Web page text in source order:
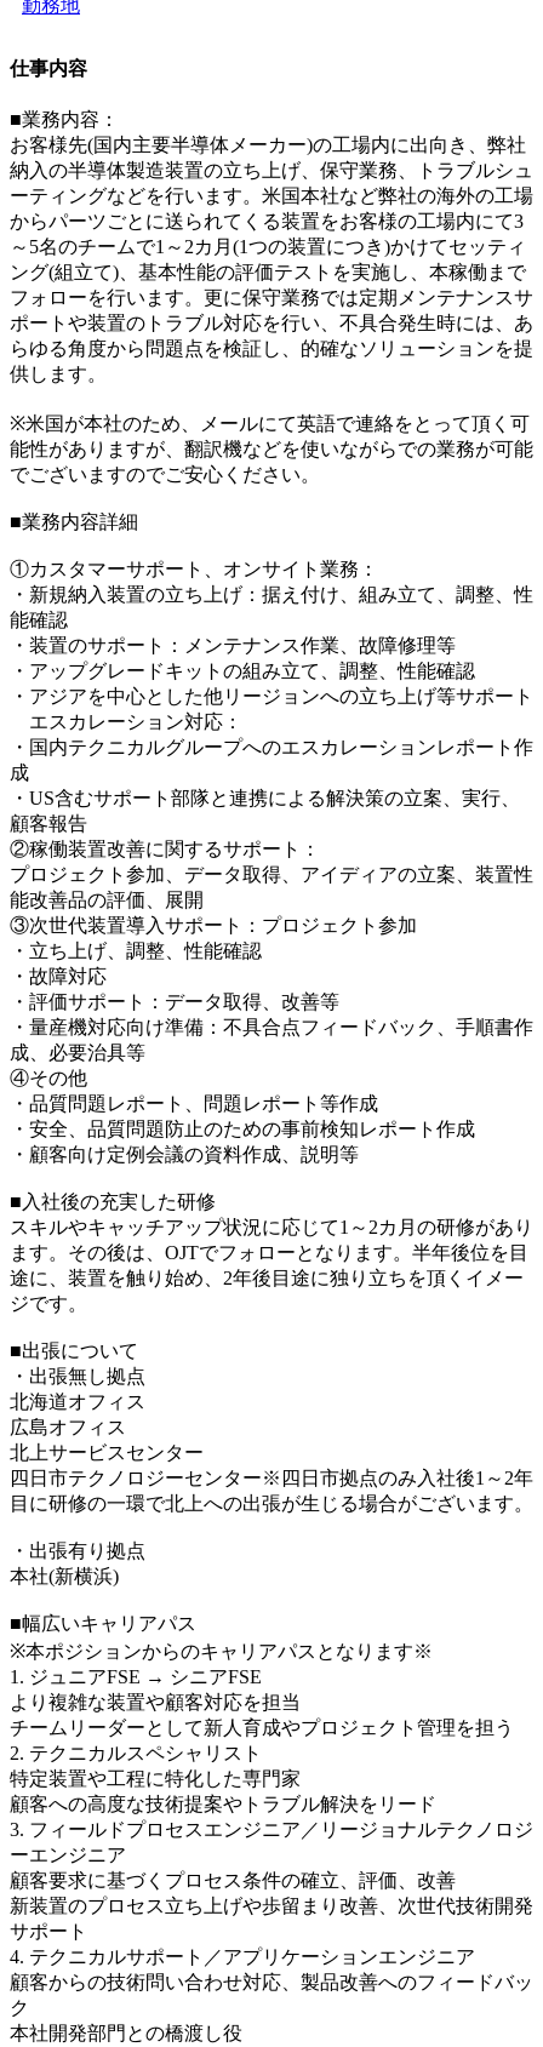
勤務地
仕事内容
■業務内容：
お客様先(国内主要半導体メーカー)の工場内に出向き、弊社
納入の半導体製造装置の立ち上げ、保守業務、トラブルシュ
ーティングなどを行います。米国本社など弊社の海外の工場
からパーツごとに送られてくる装置をお客様の工場内にて3
～5名のチームで1～2カ月(1つの装置につき)かけてセッティ
ング(組立て)、基本性能の評価テストを実施し、本稼働まで
フォローを行います。更に保守業務では定期メンテナンスサ
ポートや装置のトラブル対応を行い、不具合発生時には、あ
らゆる角度から問題点を検証し、的確なソリューションを提
供します。
※米国が本社のため、メールにて英語で連絡をとって頂く可
能性がありますが、翻訳機などを使いながらでの業務が可能
でございますのでご安心ください。
■業務内容詳細
①カスタマーサポート、オンサイト業務：
・新規納入装置の立ち上げ：据え付け、組み立て、調整、性
能確認
・装置のサポート：メンテナンス作業、故障修理等
・アップグレードキットの組み立て、調整、性能確認
・アジアを中心とした他リージョンへの立ち上げ等サポート
エスカレーション対応：
・国内テクニカルグループへのエスカレーションレポート作
成
・US含むサポート部隊と連携による解決策の立案、実行、
顧客報告
②稼働装置改善に関するサポート：
プロジェクト参加、データ取得、アイディアの立案、装置性
能改善品の評価、展開
③次世代装置導入サポート：プロジェクト参加
・立ち上げ、調整、性能確認
・故障対応
・評価サポート：データ取得、改善等
・量産機対応向け準備：不具合点フィードバック、手順書作
成、必要治具等
④その他
・品質問題レポート、問題レポート等作成
・安全、品質問題防止のための事前検知レポート作成
・顧客向け定例会議の資料作成、説明等
■入社後の充実した研修
スキルやキャッチアップ状況に応じて1～2カ月の研修があり
ます。その後は、OJTでフォローとなります。半年後位を目
途に、装置を触り始め、2年後目途に独り立ちを頂くイメー
ジです。
■出張について
・出張無し拠点
北海道オフィス
広島オフィス
北上サービスセンター
四日市テクノロジーセンター※四日市拠点のみ入社後1～2年
目に研修の一環で北上への出張が生じる場合がございます。
・出張有り拠点
本社(新横浜)
■幅広いキャリアパス
※本ポジションからのキャリアパスとなります※
1. ジュニアFSE → シニアFSE
より複雑な装置や顧客対応を担当
チームリーダーとして新人育成やプロジェクト管理を担う
2. テクニカルスペシャリスト
特定装置や工程に特化した専門家
顧客への高度な技術提案やトラブル解決をリード
3. フィールドプロセスエンジニア／リージョナルテクノロジ
ーエンジニア
顧客要求に基づくプロセス条件の確立、評価、改善
新装置のプロセス立ち上げや歩留まり改善、次世代技術開発
サポート
4. テクニカルサポート／アプリケーションエンジニア
顧客からの技術問い合わせ対応、製品改善へのフィードバッ
ク
本社開発部門との橋渡し役